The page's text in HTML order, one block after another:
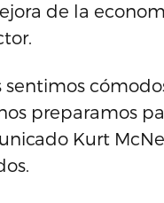
de la
sentimos
preparamos
Kurt